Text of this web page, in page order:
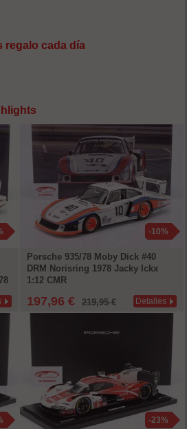
regalo cada día
-10%
Porsche 935/78 Moby Dick #40
DRM Norisring 1978 Jacky Ickx
1:12 CMR
197,96 € 219,95 € Detalles
-23%